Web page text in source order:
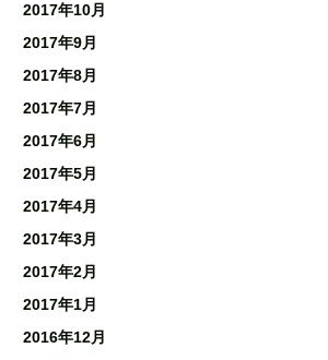
2017年10月
2017年9月
2017年8月
2017年7月
2017年6月
2017年5月
2017年4月
2017年3月
2017年2月
2017年1月
2016年12月